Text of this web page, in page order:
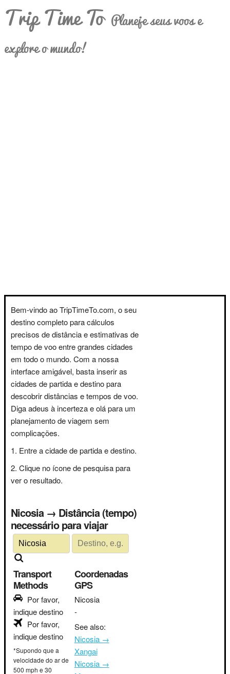
Trip Time To Planeje seus voos e
explore o mundo!
Bem-vindo ao TripTimeTo.com, o seu
destino completo para cálculos
precisos de distância e estimativas de
tempo de voo entre grandes cidades
em todo o mundo. Com a nossa
interface amigável, basta inserir as
cidades de partida e destino para
descobrir distâncias e tempos de voo.
Diga adeus à incerteza e olá para um
planejamento de viagem sem
complicações.
Entre a cidade de partida e destino.
Clique no ícone de pesquisa para
ver o resultado.
Nicosia → Distância (tempo)
necessário para viajar
Transport
Methods
Por favor,
indique destino
Por favor,
indique destino
*Supondo que a
velocidade do ar de
500 mph e 30
Coordenadas
GPS
Nicosia
-
See also:
Nicosia →
Xangai
Nicosia →